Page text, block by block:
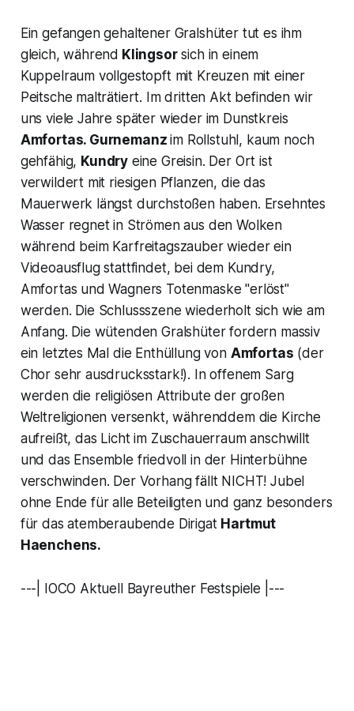
Ein gefangen gehaltener Gralshüter tut es ihm
gleich, während Klingsorsich in einem
Kuppelraum vollgestopft mit Kreuzen mit einer
Peitsche malträtiert. Im dritten Akt befinden wir
uns viele Jahre später wieder im Dunstkreis
Amfortas. Gurnemanz im Rollstuhl, kaum noch
gehfähig, Kundry eine Greisin. Der Ort ist
verwildert mit riesigen Pflanzen, die das
Mauerwerk längst durchstoßen haben. Ersehntes
Wasser regnet in Strömen aus den Wolken
während beim Karfreitagszauber wieder ein
Videoausflug stattfindet, bei dem Kundry,
Amfortas und Wagners Totenmaske "erlöst"
werden. Die Schlussszene wiederholt sich wie am
Anfang. Die wütenden Gralshüter fordern massiv
ein letztes Mal die Enthüllung von Amfortas (der
Chor sehr ausdrucksstark!). In offenem Sarg
werden die religiösen Attribute der großen
Weltreligionen versenkt, währenddem die Kirche
aufreißt, das Licht im Zuschauerraum anschwillt
und das Ensemble friedvoll in der Hinterbühne
verschwinden. Der Vorhang fällt NICHT! Jubel
ohne Ende für alle Beteiligten und ganz besonders
für das atemberaubende Dirigat Hartmut
Haenchens.
---| IOCO Aktuell Bayreuther Festspiele |---